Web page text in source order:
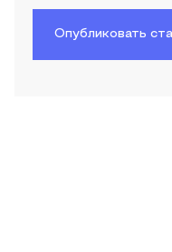
Опубликовать